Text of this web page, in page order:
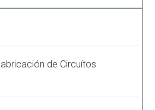
de Circuítos